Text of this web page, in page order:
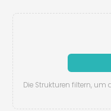
Die Strukturen filtern, um